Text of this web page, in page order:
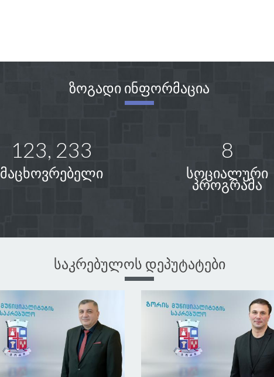
ზოგადი ინფორმაცია
123, 233
მაცხოვრებელი
8
სოციალური
პროგრამა
საკრებულოს დეპუტატები